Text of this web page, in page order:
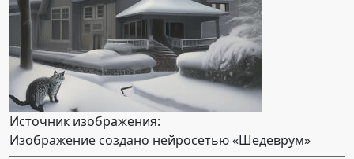
Источник изображения:
Изображение создано нейросетью «Шедеврум»